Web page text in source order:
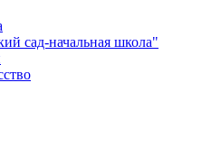
сад-начальная школа"